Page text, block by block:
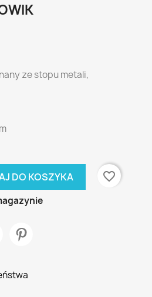
ze stopu metali,
DO KOSZYKA
favorite_border